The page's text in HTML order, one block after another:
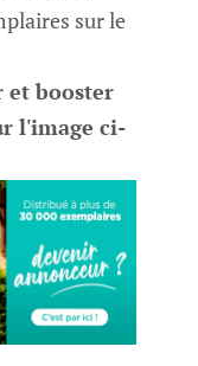
sur le
et booster
l'image ci-